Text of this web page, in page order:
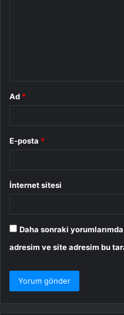
Ad *
E-posta *
İnternet sitesi
Daha sonraki
adresim ve site adresim bu